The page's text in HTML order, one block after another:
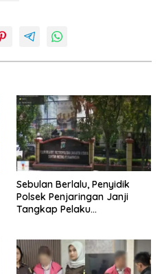
Sebulan Berlalu, Penyidik
Polsek Penjaringan Janji
Tangkap Pelaku